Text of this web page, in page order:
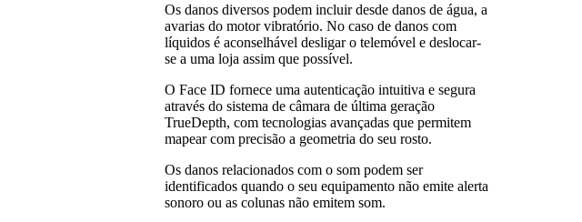
Os danos diversos podem incluir desde danos de água, a
avarias do motor vibratório. No caso de danos com
líquidos é aconselhável desligar o telemóvel e deslocar-
se a uma loja assim que possível.
O Face ID fornece uma autenticação intuitiva e segura
através do sistema de câmara de última geração
TrueDepth, com tecnologias avançadas que permitem
mapear com precisão a geometria do seu rosto.
Os danos relacionados com o som podem ser
identificados quando o seu equipamento não emite alerta
sonoro ou as colunas não emitem som.